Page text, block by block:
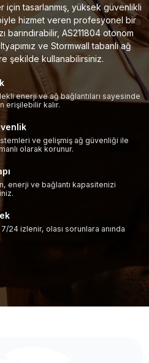
tasarlanmış, yüksek güvenlikli
hizmet veren profesyonel bir
barındırabilir, AS211804 otonom
ve Stormwall tabanlı ağ
şekilde kullanabilirsiniz.
enerji ve ağ bağlantıları sayesinde
erişilebilir kalır.
ve gelişmiş ağ güvenliği ile
olarak korunur.
enerji ve bağlantı kapasitenizi
24 izlenir, olası sorunlara anında